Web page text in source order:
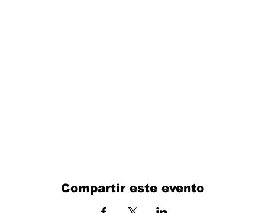
Compartir este evento